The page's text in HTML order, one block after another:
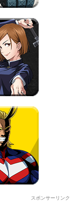
スポンサーリンク